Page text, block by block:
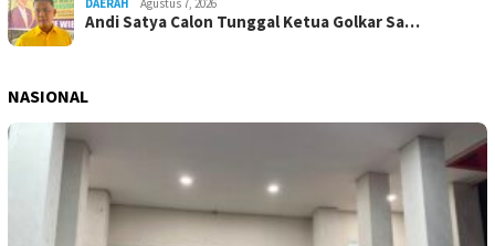
DAERAH Agustus 7, 2026
Andi Satya Calon Tunggal Ketua Golkar Sa…
NASIONAL